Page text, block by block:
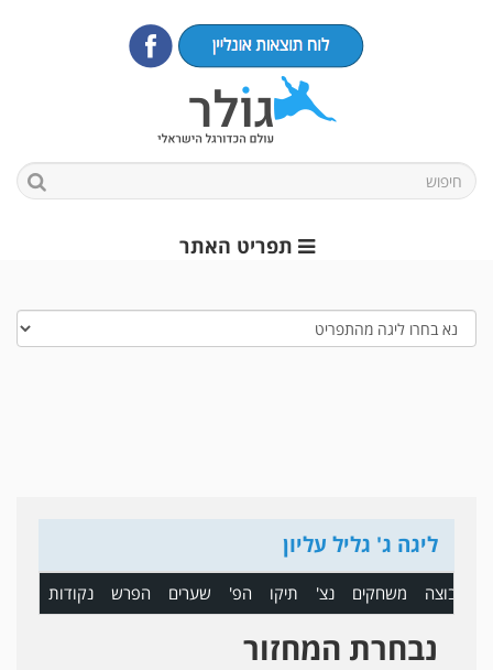
תפריט האתר
ליגה ג' גליל עליון
קבוצה משחקים נצ' תיקו הפ' שערים הפרש נקודות
נבחרת המחזור